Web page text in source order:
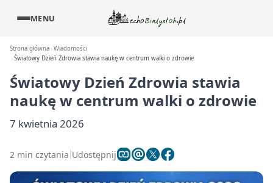
MENU
Strona główna Wiadomości
Światowy Dzień Zdrowia stawia naukę w centrum walki o zdrowie
Światowy Dzień Zdrowia stawia
naukę w centrum walki o zdrowie
7 kwietnia 2026
2 min czytania Udostępnij